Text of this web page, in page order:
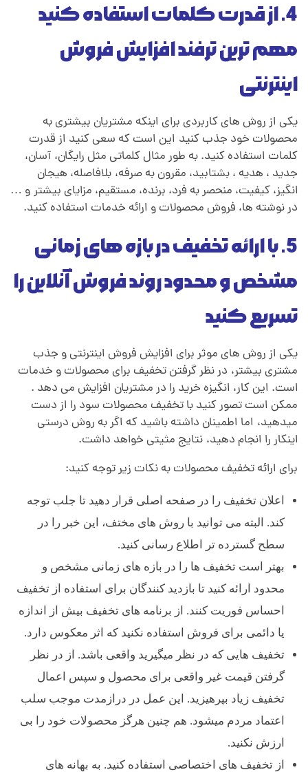
4. از قدرت کلمات استفاده کنید
مهم ترین ترفند افزایش فروش
اینترنتی
یکی از روش های کاربردی برای اینکه مشتریان بیشتری به
محصولات خود جذب کنید این است که سعی کنید از قدرت
کلمات استفاده کنید. به طور مثال کلماتی مثل رایگان، آسان،
جدید ، هدیه ، بشتابید، مقرون به صرفه، بلافاصله، هیجان
انگیز، کیفیت، منحصر به فرد، برنده، مستقیم، مزایای بیشترو …
در نوشته ها، فروش محصولات و ارائه خدمات استفاده کنید.
5. با ارائه تخفیف در بازه های زمانی
مشخص و محدود روند فروش آنلاین را
تسریع کنید
یکی از روش های موثر برای افزایش فروش اینترنتی و جذب
مشتری بیشتر، در نظر گرفتن تخفیف برای محصولات و خدمات
است. این کار، انگیزه خرید را در مشتریان افزایش می ‌دهد .
ممکن است تصور کنید با تخفیف محصولات سود را از دست
میدهید، اما اطمینان داشته باشید که اگر به روش درستی
اینکار را انجام دهید، نتایج مثیتی خواهد داشت.
برای ارائه تخفیف محصولات به نکات زیر توجه کنید:
اعلان تخفیف را در صفحه اصلی قرار دهید تا جلب توجه
کند. البته می توانید با روش های مختف، این خبر را در
سطح گسترده تر اطلاع رسانی کنید.
بهتر است تخفیف ها را در بازه های زمانی مشخص و
محدود ارائه کنید تا بازدید کنندگان برای استفاده از تخفیف
احساس فوریت کنند. از برنامه های تخفیف بیش از اندازه
یا دائمی برای فروش استفاده نکنید که اثر معکوس دارد.
تخفیف هایی که در نظر میگیرید واقعی باشد. از در نظر
گرفتن قیمت غیر واقعی برای محصول و سپس اعمال
تخفیف زیاد بپرهیزید. این عمل در درازمدت موجب سلب
اعتماد مردم میشود. هم چنین هرگز محصولات خود را بی
ارزش نکنید.
از تخفیف های اختصاصی استفاده کنید. به بهانه های